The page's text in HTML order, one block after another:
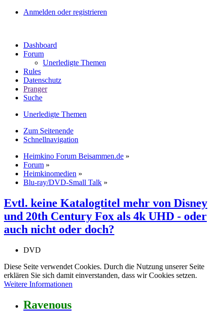
Anmelden oder registrieren
Dashboard
Forum
Unerledigte Themen
Rules
Datenschutz
Pranger
Suche
Unerledigte Themen
Zum Seitenende
Schnellnavigation
Heimkino Forum Beisammen.de »
Forum »
Heimkinomedien »
Blu-ray/DVD-Small Talk »
Evtl. keine Katalogtitel mehr von Disney
und 20th Century Fox als 4k UHD - oder
auch nicht oder doch?
DVD
Diese Seite verwendet Cookies. Durch die Nutzung unserer Seite
erklären Sie sich damit einverstanden, dass wir Cookies setzen.
Weitere Informationen
Ravenous